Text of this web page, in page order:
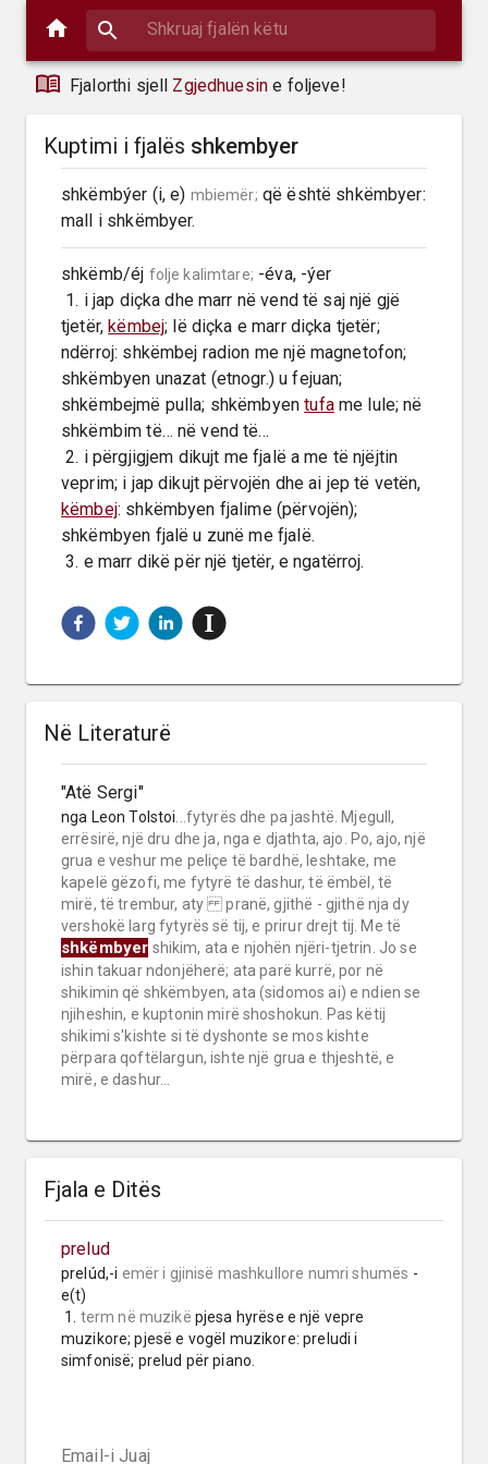
Fjalorthi sjell Zgjedhuesin e foljeve!
Kuptimi i fjalës shkembyer
shkëmbýer (i, e) mbiemër; që është shkëmbyer:
mall i shkëmbyer.
shkëmb/éj folje kalimtare; -éva, -ýer
tjetër, këmbej; lë diçka e marr diçka tjetër;
ndërroj: shkëmbej radion me një magnetofon;
shkëmbyen unazat (etnogr.) u fejuan;
shkëmbejmë pulla; shkëmbyen tufa me lule; në
shkëmbim të… në vend të…
2. i përgjigjem dikujt me fjalë a me të njëjtin
këmbej: shkëmbyen fjalime (përvojën);
shkëmbyen fjalë u zunë me fjalë.
3. e marr dikë për një tjetër, e ngatërroj.
Në Literaturë
"Atë Sergi"
nga Leon Tolstoi ...fytyrës dhe pa jashtë. Mjegull,
errësirë, një dru dhe ja, nga e djathta, ajo. Po, ajo, një
grua e veshur me peliçe të bardhë, leshtake, me
kapelë gëzofi, me fytyrë të dashur, të ëmbël, të
mirë, të trembur, aty pranë, gjithë - gjithë nja dy
vershokë larg fytyrës së tij, e prirur drejt tij. Me të
shkëmbyer shikim, ata e njohën njëri-tjetrin. Jo se
ishin takuar ndonjëherë; ata parë kurrë, por në
shikimin që shkëmbyen, ata (sidomos ai) e ndien se
njiheshin, e kuptonin mirë shoshokun. Pas këtij
shikimi s'kishte si të dyshonte se mos kishte
përpara qoftëlargun, ishte një grua e thjeshtë, e
mirë, e dashur...
Fjala e Ditës
prelud
prelúd,-i emër i gjinisë mashkullore numri shumës -
e(t)
1. term në muzikë pjesa hyrëse e një vepre
muzikore; pjesë e vogël muzikore: preludi i
simfonisë; prelud për piano.
Email-i Juaj